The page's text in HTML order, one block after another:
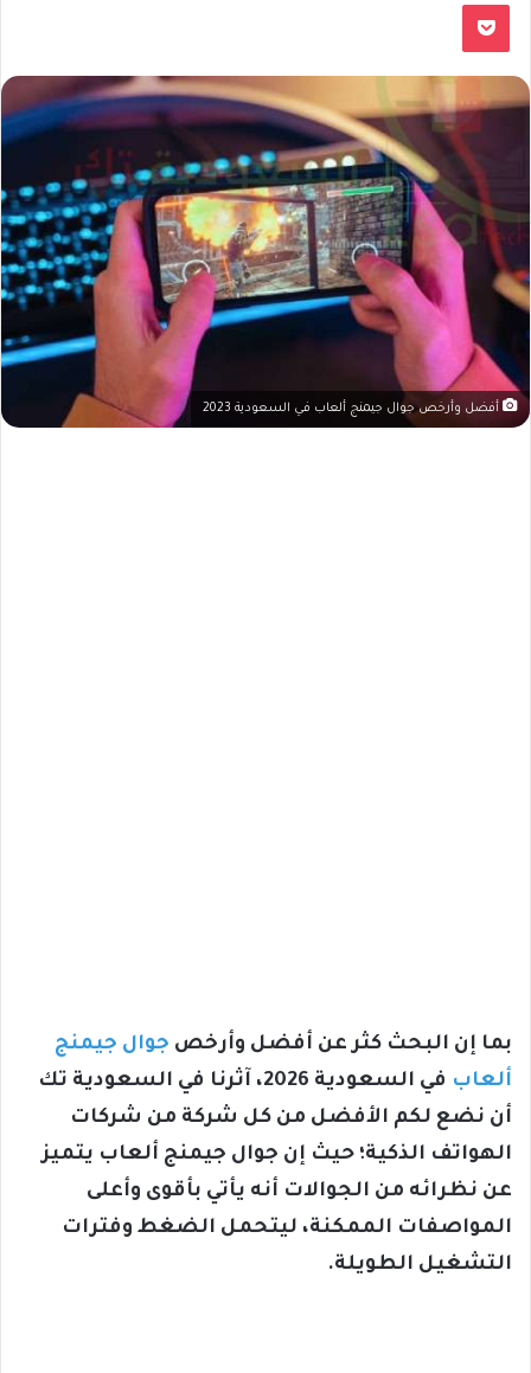
أفضل وأرخص جوال جيمنج ألعاب في السعودية 2023
بما إن البحث كثر عن أفضل وأرخص جوال جيمنج
ألعاب
في السعودية 2026، آثرنا في السعودية تك
أن نضع لكم الأفضل من كل شركة من شركات
الهواتف الذكية؛ حيث إن جوال جيمنج ألعاب يتميز
عن نظرائه من الجوالات أنه يأتي بأقوى وأعلى
المواصفات الممكنة، ليتحمل الضغط وفترات
التشغيل الطويلة.